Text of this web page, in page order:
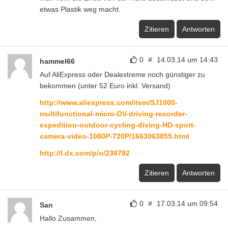
etwas Plastik weg macht.
Zitieren Antworten
0 # 14.03.14 um 14:43
hammel66
Auf AliExpress oder Dealextreme noch günstiger zu
bekommen (unter 52 Euro inkl. Versand)
http://www.aliexpress.com/item/SJ1000-
multifunctional-micro-DV-driving-recorder-
expedition-outdoor-cycling-diving-HD-sport-
camera-video-1080P-720P/1663063855.html
http://l.dx.com/p/o/238792
Zitieren Antworten
0 # 17.03.14 um 09:54
San
Hallo Zusammen,